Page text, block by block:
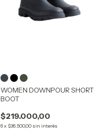
WOMEN DOWNPOUR SHORT
BOOT
$219.000,00
6x $36.500,00 sin interés